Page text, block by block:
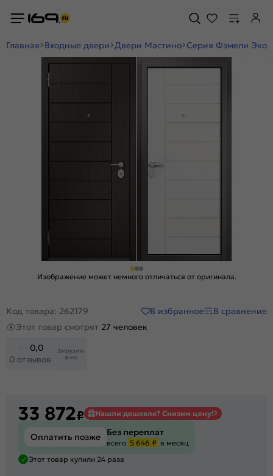
Главная Входные двери Двери Мастино Серия Фэмели Эко
Изображение может немного отличаться от оригинала.
Код товара: 262179 В избранное
В сравнение
Этот товар смотрят 27 человек
0,0
0 отзывов
Загрузить
фото
33 872₽ Нашли дешевле? Снизим цену!
Оплатить позже Без переплат
всего 5 646 ₽ в месяц
Этот товар купили 24 раза